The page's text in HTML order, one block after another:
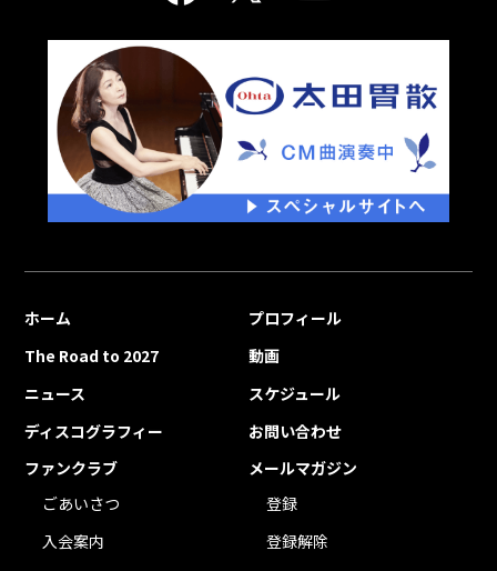
ホーム
プロフィール
The Road to 2027
動画
ニュース
スケジュール
ディスコグラフィー
お問い合わせ
ファンクラブ
ごあいさつ
入会案内
メールマガジン
登録
登録解除